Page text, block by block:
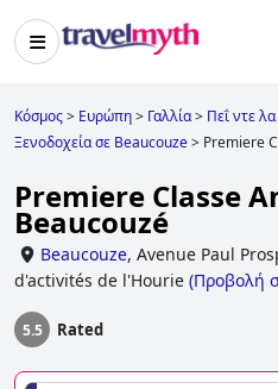
Κόσμος> Ευρώπη> Γαλλία> Πεΐ ντε
Ξενοδοχεία σε Beaucouze> Premiere
Premiere Classe
Beaucouzé
Beaucouze, Avenue Paul
d'activités de l'Hourie (Προβολή
5.5 Rated